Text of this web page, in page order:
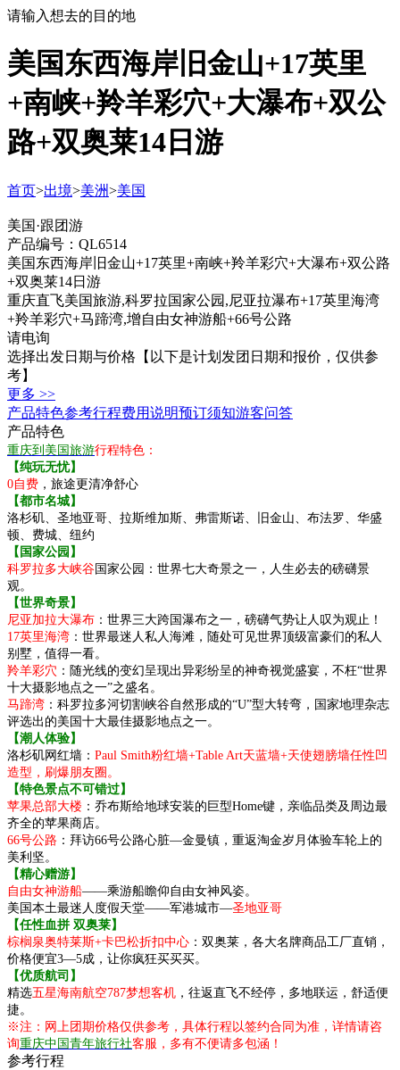
请输入想去的目的地
美国东西海岸旧金山+17英里
+南峡+羚羊彩穴+大瀑布+双公
路+双奥莱14日游
首页>出境>美洲>美国
美国·跟团游
产品编号：QL6514
美国东西海岸旧金山+17英里+南峡+羚羊彩穴+大瀑布+双公路
+双奥莱14日游
重庆直飞美国旅游,科罗拉国家公园,尼亚拉瀑布+17英里海湾
+羚羊彩穴+马蹄湾,增自由女神游船+66号公路
请电询
选择出发日期与价格 【以下是计划发团日期和报价，仅供参
考】
更多 >>
产品特色参考行程费用说明预订须知游客问答
产品特色
重庆到美国旅游行程特色：
【纯玩无忧】
0自费 ，旅途更清净舒心
【都市名城】
洛杉矶、圣地亚哥、拉斯维加斯、弗雷斯诺、旧金山、布法罗、华盛
顿、费城、纽约
【国家公园】
科罗拉多大峡谷 国家公园：世界七大奇景之一，人生必去的磅礴景
观。
【世界奇景】
尼亚加拉大瀑布 ：世界三大跨国瀑布之一，磅礴气势让人叹为观止！
17英里海湾 ：世界最迷人私人海滩，随处可见世界顶级富豪们的私人
别墅，值得一看。
羚羊彩穴 ：随光线的变幻呈现出异彩纷呈的神奇视觉盛宴，不枉“世界
十大摄影地点之一”之盛名。
马蹄湾 ：科罗拉多河切割峡谷自然形成的“U”型大转弯，国家地理杂志
评选出的美国十大最佳摄影地点之一。
【潮人体验】
洛杉矶网红墙： Paul Smith粉红墙+Table Art天蓝墙+天使翅膀墙任性凹
造型，刷爆朋友圈。
【特色景点不可错过】
苹果总部大楼 ：乔布斯给地球安装的巨型Home键，亲临品类及周边最
齐全的苹果商店。
66号公路 ：拜访66号公路心脏—金曼镇，重返淘金岁月体验车轮上的
美利坚。
【精心赠游】
自由女神游船——乘游船瞻仰自由女神风姿。
美国本土最迷人度假天堂——军港城市—圣地亚哥
【任性血拼 双奥莱】
棕榈泉奥特莱斯+卡巴松折扣中心 ：双奥莱，各大名牌商品工厂直销，
价格便宜3—5成，让你疯狂买买买。
【优质航司】
精选五星海南航空787梦想客机 ，往返直飞不经停，多地联运，舒适便
捷。
※注：网上团期价格仅供参考，具体行程以签约合同为准，详情请咨
询重庆中国青年旅行社客服，多有不便请多包涵！
参考行程